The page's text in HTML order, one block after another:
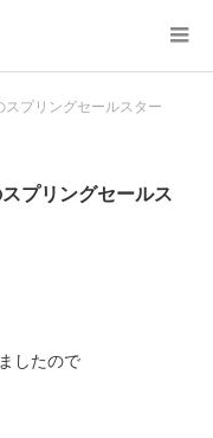
プリングセールスター
プリングセールス
したので